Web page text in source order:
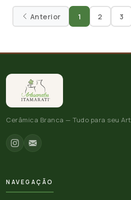
Anterior 1 2 3
Cerâmica Branca — Tudo para seu
NAVEGAÇÃO